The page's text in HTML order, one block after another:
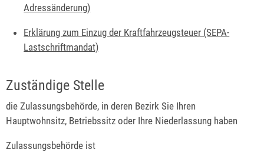
Adressänderung)
Erklärung zum Einzug der Kraftfahrzeugsteuer (SEPA-
Lastschriftmandat)
Zuständige Stelle
die Zulassungsbehörde, in deren Bezirk Sie Ihren
Hauptwohnsitz, Betriebssitz oder Ihre Niederlassung haben
Zulassungsbehörde ist